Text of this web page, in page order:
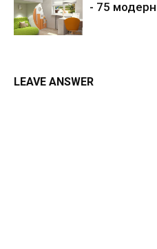
- 75
LEAVE ANSWER